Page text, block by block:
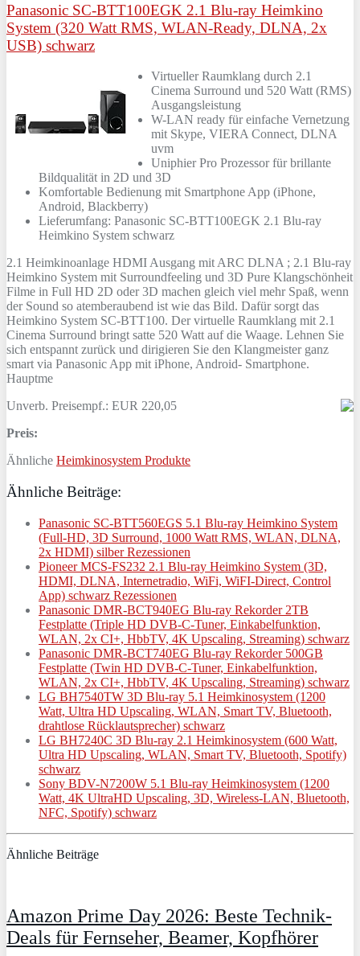
Panasonic SC-BTT100EGK 2.1 Blu-ray Heimkino
System (320 Watt RMS, WLAN-Ready, DLNA, 2x
USB) schwarz
Virtueller Raumklang durch 2.1
Cinema Surround und 520 Watt (RMS)
Ausgangsleistung
W-LAN ready für einfache Vernetzung
mit Skype, VIERA Connect, DLNA
uvm
Uniphier Pro Prozessor für brillante
Bildqualität in 2D und 3D
Komfortable Bedienung mit Smartphone App (iPhone,
Android, Blackberry)
Lieferumfang: Panasonic SC-BTT100EGK 2.1 Blu-ray
Heimkino System schwarz
2.1 Heimkinoanlage HDMI Ausgang mit ARC DLNA ; 2.1 Blu-ray
Heimkino System mit Surroundfeeling und 3D Pure Klangschönheit
Filme in Full HD 2D oder 3D machen gleich viel mehr Spaß, wenn
der Sound so atemberaubend ist wie das Bild. Dafür sorgt das
Heimkino System SC-BTT100. Der virtuelle Raumklang mit 2.1
Cinema Surround bringt satte 520 Watt auf die Waage. Lehnen Sie
sich entspannt zurück und dirigieren Sie den Klangmeister ganz
smart via Panasonic App mit iPhone, Android- Smartphone.
Hauptme
Unverb. Preisempf.: EUR 220,05
Preis:
Ähnliche Heimkinosystem Produkte
Ähnliche Beiträge:
Panasonic SC-BTT560EGS 5.1 Blu-ray Heimkino System
(Full-HD, 3D Surround, 1000 Watt RMS, WLAN, DLNA,
2x HDMI) silber Rezessionen
Pioneer MCS-FS232 2.1 Blu-ray Heimkino System (3D,
HDMI, DLNA, Internetradio, WiFi, WiFI-Direct, Control
App) schwarz Rezessionen
Panasonic DMR-BCT940EG Blu-ray Rekorder 2TB
Festplatte (Triple HD DVB-C-Tuner, Einkabelfunktion,
WLAN, 2x CI+, HbbTV, 4K Upscaling, Streaming) schwarz
Panasonic DMR-BCT740EG Blu-ray Rekorder 500GB
Festplatte (Twin HD DVB-C-Tuner, Einkabelfunktion,
WLAN, 2x CI+, HbbTV, 4K Upscaling, Streaming) schwarz
LG BH7540TW 3D Blu-ray 5.1 Heimkinosystem (1200
Watt, Ultra HD Upscaling, WLAN, Smart TV, Bluetooth,
drahtlose Rücklautsprecher) schwarz
LG BH7240C 3D Blu-ray 2.1 Heimkinosystem (600 Watt,
Ultra HD Upscaling, WLAN, Smart TV, Bluetooth, Spotify)
schwarz
Sony BDV-N7200W 5.1 Blu-ray Heimkinosystem (1200
Watt, 4K UltraHD Upscaling, 3D, Wireless-LAN, Bluetooth,
NFC, Spotify) schwarz
Ähnliche Beiträge
Amazon Prime Day 2026: Beste Technik-
Deals für Fernseher, Beamer, Kopfhörer